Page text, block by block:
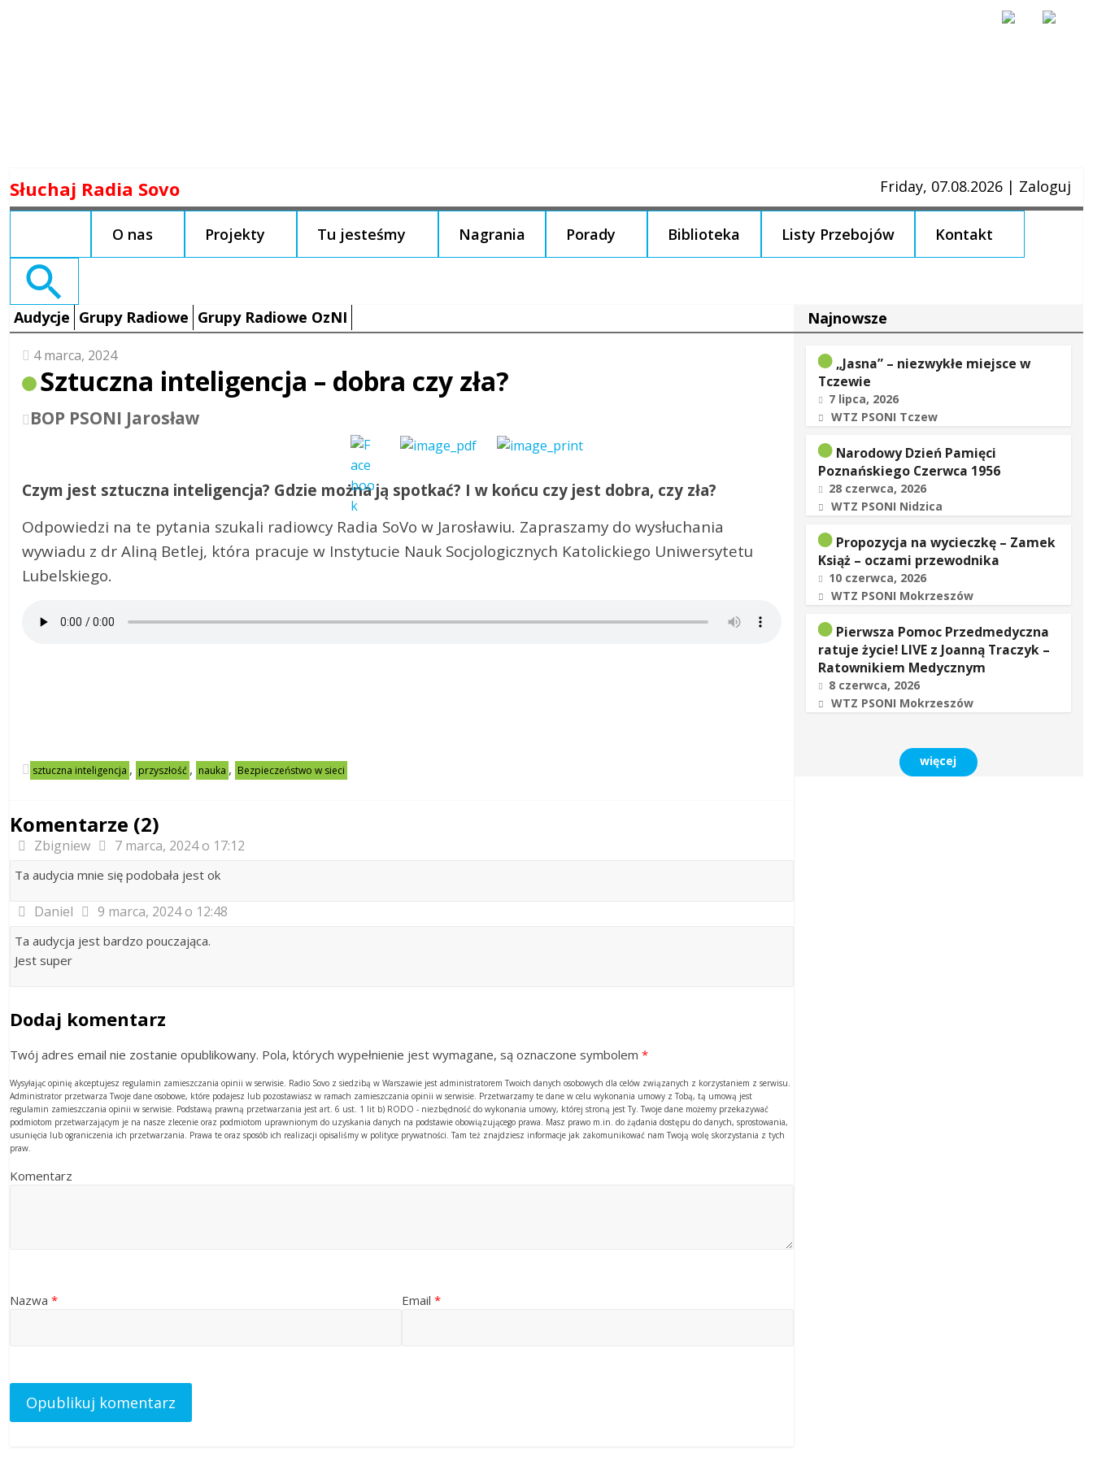
to
Słuchaj Radia Sovo Friday, 07.08.2026 | Zaloguj
O nas Projekty Tu jesteśmy Nagrania Porady Biblioteka Listy Przebojów Kontakt
Search
Audycje Grupy Radiowe Grupy Radiowe OzNI
4 marca, 2024
Sztuczna inteligencja – dobra czy zła?
BOP PSONI Jarosław
Czym jest sztuczna inteligencja? Gdzie można ją spotkać? I w końcu czy jest dobra, czy zła?
Odpowiedzi na te pytania szukali radiowcy Radia SoVo w Jarosławiu. Zapraszamy do wysłuchania
wywiadu z dr Aliną Betlej, która pracuje w Instytucie Nauk Socjologicznych Katolickiego Uniwersytetu
Lubelskiego.
sztuczna inteligencja , przyszłość , nauka , Bezpieczeństwo w sieci
Komentarze (2)
Zbigniew 7 marca, 2024 o 17:12
Ta audycia mnie się podobała jest ok
Daniel 9 marca, 2024 o 12:48
Ta audycja jest bardzo pouczająca.
Jest super
Dodaj komentarz
Twój adres email nie zostanie opublikowany. Pola, których wypełnienie jest wymagane, są oznaczone symbolem *
Wysyłając opinię akceptujesz regulamin zamieszczania opinii w serwisie. Radio Sovo z siedzibą w Warszawie jest administratorem Twoich danych osobowych dla celów związanych z korzystaniem z serwisu.
Administrator przetwarza Twoje dane osobowe, które podajesz lub pozostawiasz w ramach zamieszczania opinii w serwisie. Przetwarzamy te dane w celu wykonania umowy z Tobą, tą umową jest
regulamin zamieszczania opinii w serwisie. Podstawą prawną przetwarzania jest art. 6 ust. 1 lit b) RODO - niezbędność do wykonania umowy, której stroną jest Ty. Twoje dane możemy przekazywać
podmiotom przetwarzającym je na nasze zlecenie oraz podmiotom uprawnionym do uzyskania danych na podstawie obowiązującego prawa. Masz prawo m.in. do żądania dostępu do danych, sprostowania,
usunięcia lub ograniczenia ich przetwarzania. Prawa te oraz sposób ich realizacji opisaliśmy w polityce prywatności. Tam też znajdziesz informacje jak zakomunikować nam Twoją wolę skorzystania z tych
praw.
Komentarz
Nazwa * Email *
Najnowsze
„Jasna” – niezwykłe miejsce w
Tczewie
7 lipca, 2026
WTZ PSONI Tczew
Narodowy Dzień Pamięci
Poznańskiego Czerwca 1956
28 czerwca, 2026
WTZ PSONI Nidzica
Propozycja na wycieczkę – Zamek
Książ – oczami przewodnika
10 czerwca, 2026
WTZ PSONI Mokrzeszów
Pierwsza Pomoc Przedmedyczna
ratuje życie! LIVE z Joanną Traczyk –
Ratownikiem Medycznym
8 czerwca, 2026
WTZ PSONI Mokrzeszów
więcej